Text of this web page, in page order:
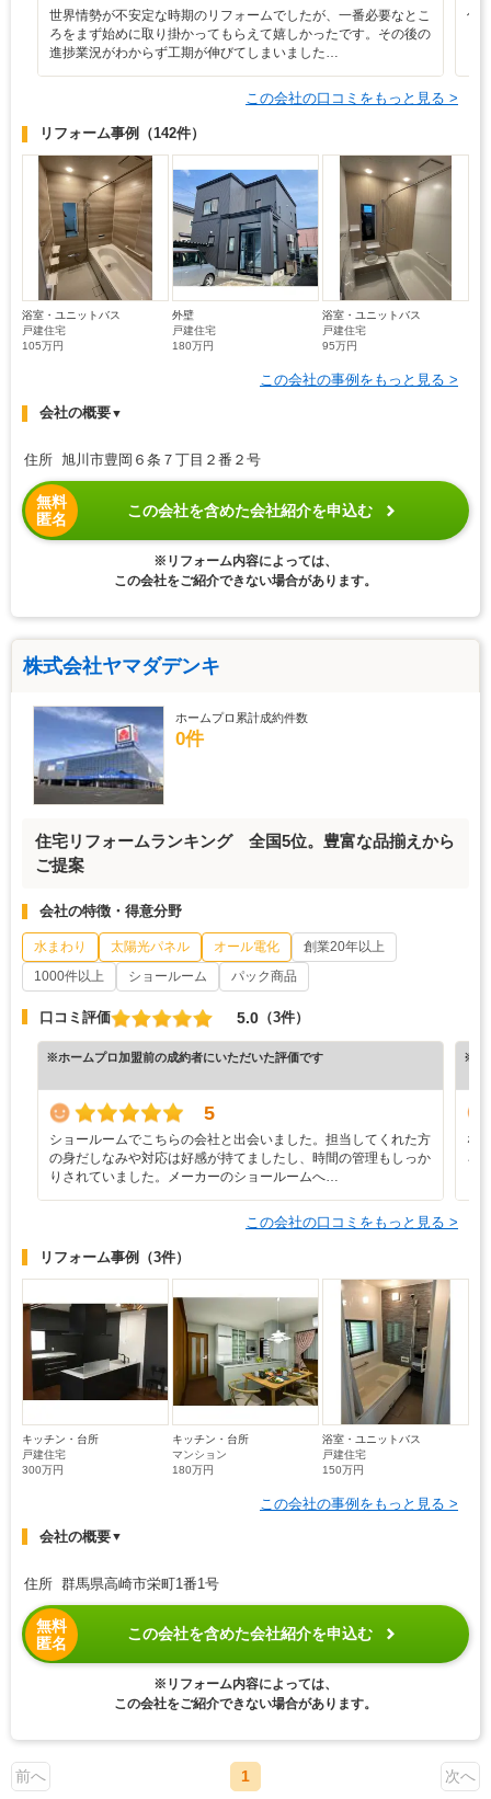
世界情勢が不安定な時期のリフォームでしたが、一番必要なとこ
ろをまず始めに取り掛かってもらえて嬉しかったです。その後の
進捗業況がわからず工期が伸びてしまいました…
信
この会社の口コミをもっと見る >
リフォーム事例 （142件）
浴室・ユニットバス
戸建住宅
105万円
外壁
戸建住宅
180万円
浴室・ユニットバス
戸建住宅
95万円
この会社の事例をもっと見る >
会社の概要▼
住所 旭川市豊岡６条７丁目２番２号
無料
匿名
この会社を含めた会社紹介を申込む
※リフォーム内容によっては、
この会社をご紹介できない場合があります。
株式会社ヤマダデンキ
ホームプロ累計成約件数
0件
住宅リフォームランキング 全国5位。豊富な品揃えから
ご提案
会社の特徴・得意分野
水まわり 太陽光パネル オール電化
創業20年以上
1000件以上
ショールーム パック商品
口コミ評価 5.0 （3件）
※ホームプロ加盟前の成約者にいただいた評価です
5
ショールームでこちらの会社と出会いました。担当してくれた方
の身だしなみや対応は好感が持てましたし、時間の管理もしっか
りされていました。メーカーのショールームへ…
※ホ
な
ろ
この会社の口コミをもっと見る >
リフォーム事例 （3件）
キッチン・台所
戸建住宅
300万円
キッチン・台所
マンション
180万円
浴室・ユニットバス
戸建住宅
150万円
この会社の事例をもっと見る >
会社の概要▼
住所 群馬県高崎市栄町1番1号
無料
匿名
この会社を含めた会社紹介を申込む
※リフォーム内容によっては、
この会社をご紹介できない場合があります。
前へ 1 次へ